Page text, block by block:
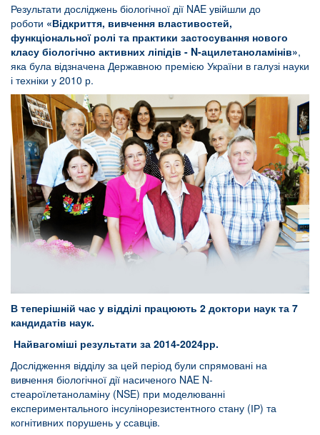
Результати досліджень біологічної дії NAE увійшли до
роботи «Відкриття, вивчення властивостей,
функціональної ролі та практики застосування нового
класу біологічно активних ліпідів - N-ацилетаноламінів»,
яка була відзначена Державною премією України в галузі науки
і техніки у 2010 р.
В теперішній час у відділі працюють 2 доктори наук та 7
кандидатів наук.
Найвагоміші результати за 2014-2024рр.
Дослідження відділу за цей період були спрямовані на
вивчення біологічної дії насиченого NAE N-
стеароїлетаноламіну (NSE) при моделюванні
експериментального інсулінорезистентного стану (ІР) та
когнітивних порушень у ссавців.